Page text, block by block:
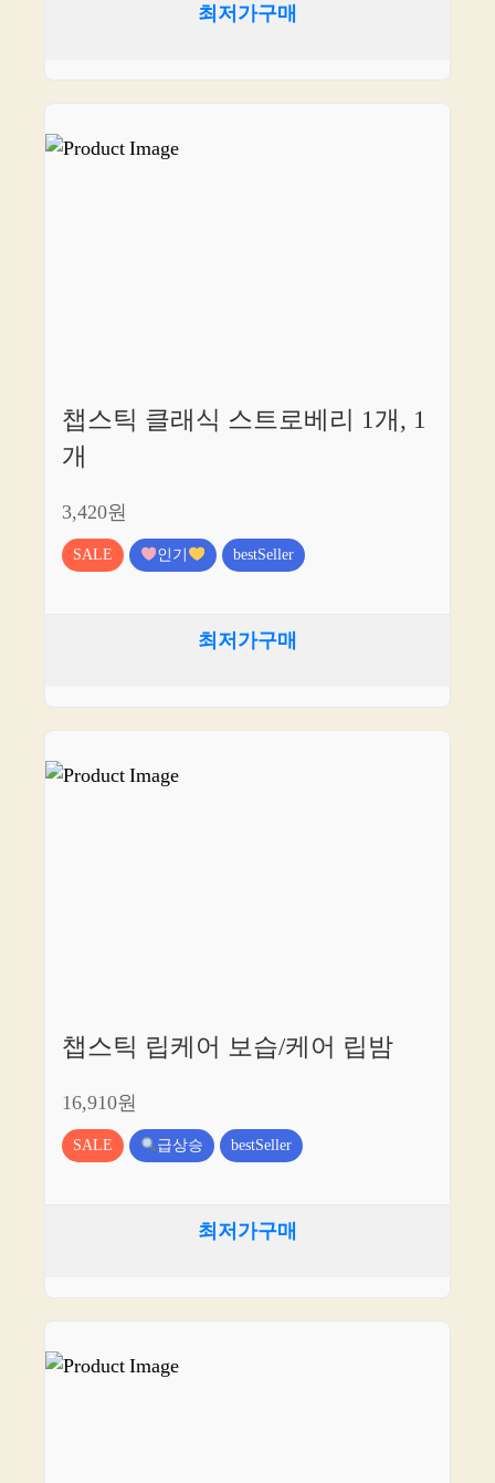
최저가구매
챕스틱 클래식 스트로베리 1개, 1
개
3,420원
SALE 인기 bestSeller
최저가구매
챕스틱 립케어 보습/케어 립밤
16,910원
SALE 급상승 bestSeller
최저가구매